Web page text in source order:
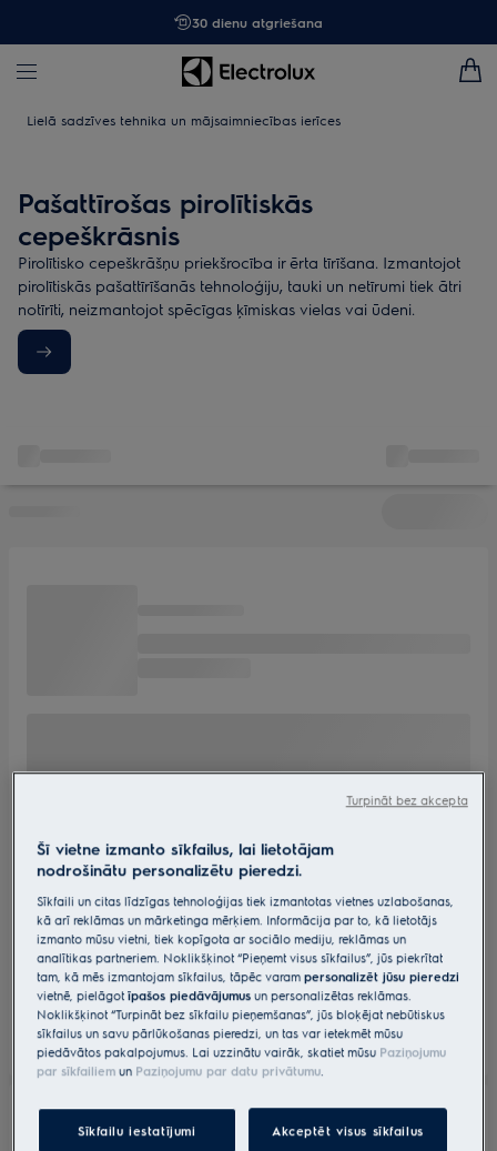
30 dienu atgriešana
Lielā sadzīves tehnika un mājsaimniecības ierīces
Pašattīrošas pirolītiskās
cepeškrāsnis
Pirolītisko cepeškrāšņu priekšrocība ir ērta tīrīšana. Izmantojot
pirolītiskās pašattīrīšanās tehnoloģiju, tauki un netīrumi tiek ātri
notīrīti, neizmantojot spēcīgas ķīmiskas vielas vai ūdeni.
Šī vietne izmanto sīkfailus, lai lietotājam
nodrošinātu personalizētu pieredzi.
Sīkfaili un citas līdzīgas tehnoloģijas tiek izmantotas vietnes uzlabošanas,
kā arī reklāmas un mārketinga mērķiem. Informācija par to, kā lietotājs
izmanto mūsu vietni, tiek kopīgota ar sociālo mediju, reklāmas un
analītikas partneriem. Noklikšķinot “Pieņemt visus sīkfailus”, jūs piekrītat
tam, kā mēs izmantojam sīkfailus, tāpēc varampersonalizēt jūsu pieredzi
vietnē, pielāgotīpašos piedāvājumus un personalizētas reklāmas.
Noklikšķinot “Turpināt bez sīkfailu pieņemšanas”, jūs bloķējat nebūtiskus
sīkfailus un savu pārlūkošanas pieredzi, un tas var ietekmēt mūsu
piedāvātos pakalpojumus. Lai uzzinātu vairāk, skatiet mūsu Paziņojumu
par sīkfailiem un Paziņojumu par datu privātumu.
Sīkfailu iestatījumi Akceptēt visus sīkfailus
Turpināt bez akcepta